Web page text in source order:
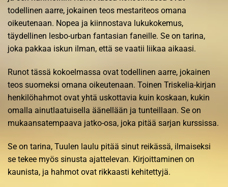
todellinen aarre, jokainen teos mestariteos omana
oikeutenaan. Nopea ja kiinnostava lukukokemus,
täydellinen lesbo-urban fantasian faneille. Se on tarina,
joka pakkaa iskun ilman, että se vaatii liikaa aikaasi.
Runot tässä kokoelmassa ovat todellinen aarre, jokainen
teos suomeksi omana oikeutenaan. Toinen Triskelia-kirjan
henkilöhahmot ovat yhtä uskottavia kuin koskaan, kukin
omalla ainutlaatuisella äänellään ja tunteillaan. Se on
mukaansatempaava jatko-osa, joka pitää sarjan kurssissa.
Se on tarina, Tuulen laulu pitää sinut reikässä, ilmaiseksi
se tekee myös sinusta ajattelevan. Kirjoittaminen on
kaunista, ja hahmot ovat rikkaasti kehitettyjä.